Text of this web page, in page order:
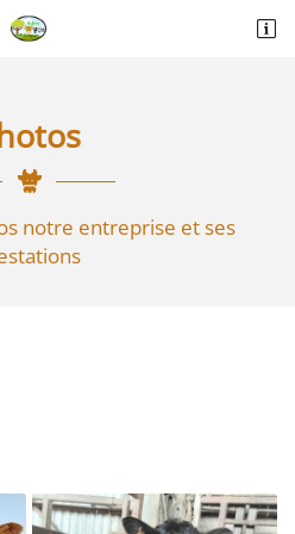

notre entreprise et ses